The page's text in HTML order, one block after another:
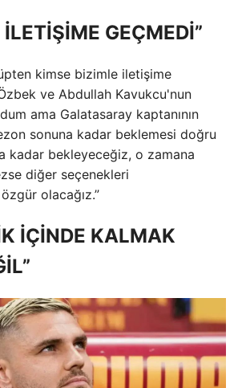
GEÇMEDİ”
kimse bizimle iletişime
ve Abdullah Kavukcu'nun
ama Galatasaray kaptanının
sonuna kadar beklemesi doğru
kadar bekleyeceğiz, o zamana
diğer seçenekleri
olacağız.”
İÇİNDE KALMAK